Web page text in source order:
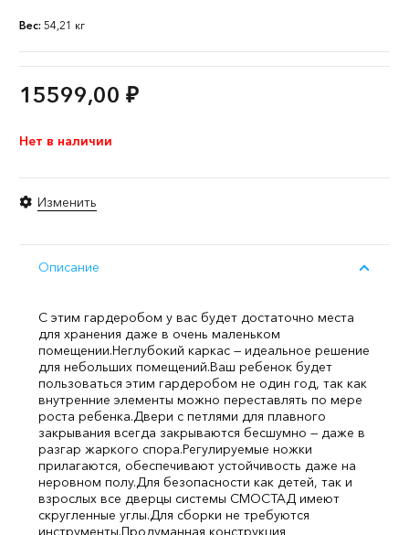
Вес: 54,21 кг
15599,00 ₽
Нет в наличии
Изменить
Описание
С этим гардеробом у вас будет достаточно места
для хранения даже в очень маленьком
помещении.Неглубокий каркас — идеальное решение
для небольших помещений.Ваш ребенок будет
пользоваться этим гардеробом не один год, так как
внутренние элементы можно переставлять по мере
роста ребенка.Двери с петлями для плавного
закрывания всегда закрываются бесшумно — даже в
разгар жаркого спора.Регулируемые ножки
прилагаются, обеспечивают устойчивость даже на
неровном полу.Для безопасности как детей, так и
взрослых все дверцы системы СМОСТАД имеют
скругленные углы.Для сборки не требуются
инструменты.Продуманная конструкция